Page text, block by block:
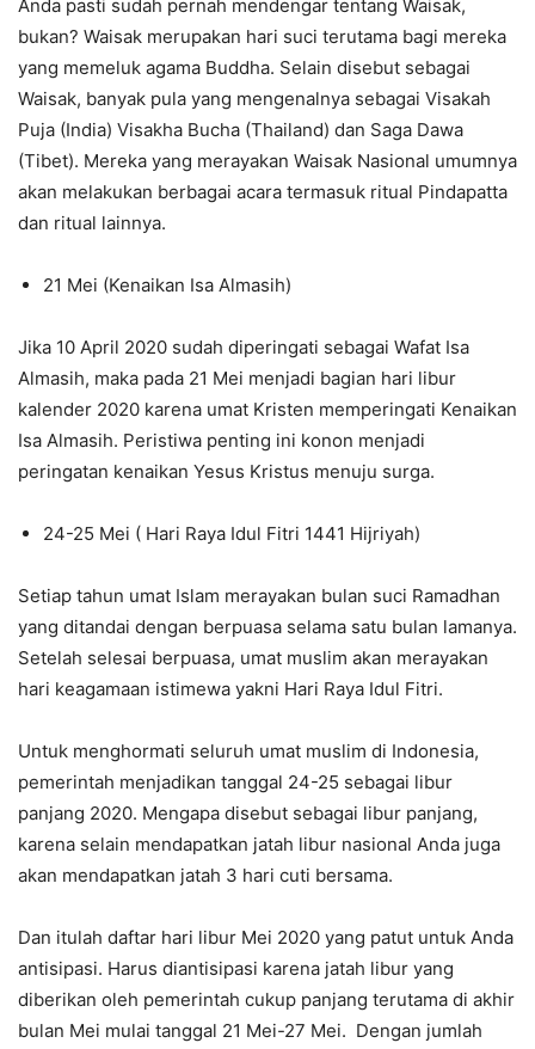
Anda pasti sudah pernah mendengar tentang Waisak,
bukan? Waisak merupakan hari suci terutama bagi mereka
yang memeluk agama Buddha. Selain disebut sebagai
Waisak, banyak pula yang mengenalnya sebagai Visakah
Puja (India) Visakha Bucha (Thailand) dan Saga Dawa
(Tibet). Mereka yang merayakan Waisak Nasional umumnya
akan melakukan berbagai acara termasuk ritual Pindapatta
dan ritual lainnya.
21 Mei (Kenaikan Isa Almasih)
Jika 10 April 2020 sudah diperingati sebagai Wafat Isa
Almasih, maka pada 21 Mei menjadi bagian hari libur
kalender 2020 karena umat Kristen memperingati Kenaikan
Isa Almasih. Peristiwa penting ini konon menjadi
peringatan kenaikan Yesus Kristus menuju surga.
24-25 Mei ( Hari Raya Idul Fitri 1441 Hijriyah)
Setiap tahun umat Islam merayakan bulan suci Ramadhan
yang ditandai dengan berpuasa selama satu bulan lamanya.
Setelah selesai berpuasa, umat muslim akan merayakan
hari keagamaan istimewa yakni Hari Raya Idul Fitri.
Untuk menghormati seluruh umat muslim di Indonesia,
pemerintah menjadikan tanggal 24-25 sebagai libur
panjang 2020. Mengapa disebut sebagai libur panjang,
karena selain mendapatkan jatah libur nasional Anda juga
akan mendapatkan jatah 3 hari cuti bersama.
Dan itulah daftar hari libur Mei 2020 yang patut untuk Anda
antisipasi. Harus diantisipasi karena jatah libur yang
diberikan oleh pemerintah cukup panjang terutama di akhir
bulan Mei mulai tanggal 21 Mei-27 Mei. Dengan jumlah